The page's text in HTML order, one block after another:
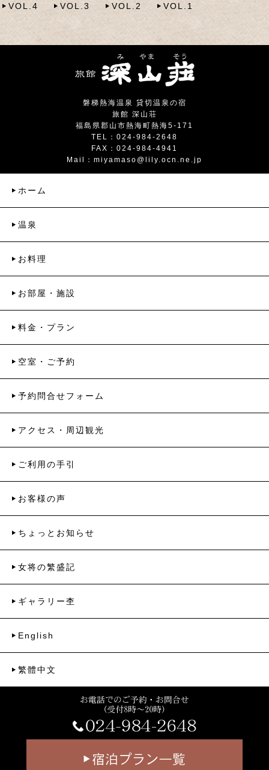
VOL.4
VOL.3 VOL.2 VOL.1
磐梯熱海温泉 貸切温泉の宿
旅館 深山荘
福島県郡山市熱海町熱海5-171
TEL：024-984-2648
FAX：024-984-4941
Mail： miyamaso@lily.ocn.ne.jp
ホーム
温泉
お料理
お部屋・施設
料金・プラン
空室・ご予約
予約問合せフォーム
アクセス・周辺観光
ご利用の手引
お客様の声
ちょっとお知らせ
女将の繁盛記
ギャラリー杢
English
繁體中文